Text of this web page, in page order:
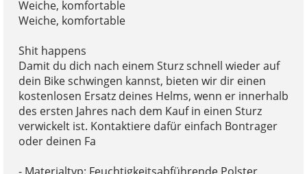
Weiche, komfortable
Weiche, komfortable
Shit happens
Damit du dich nach einem Sturz schnell wieder auf
dein Bike schwingen kannst, bieten wir dir einen
kostenlosen Ersatz deines Helms, wenn er innerhalb
des ersten Jahres nach dem Kauf in einen Sturz
verwickelt ist. Kontaktiere dafür einfach Bontrager
oder deinen Fa